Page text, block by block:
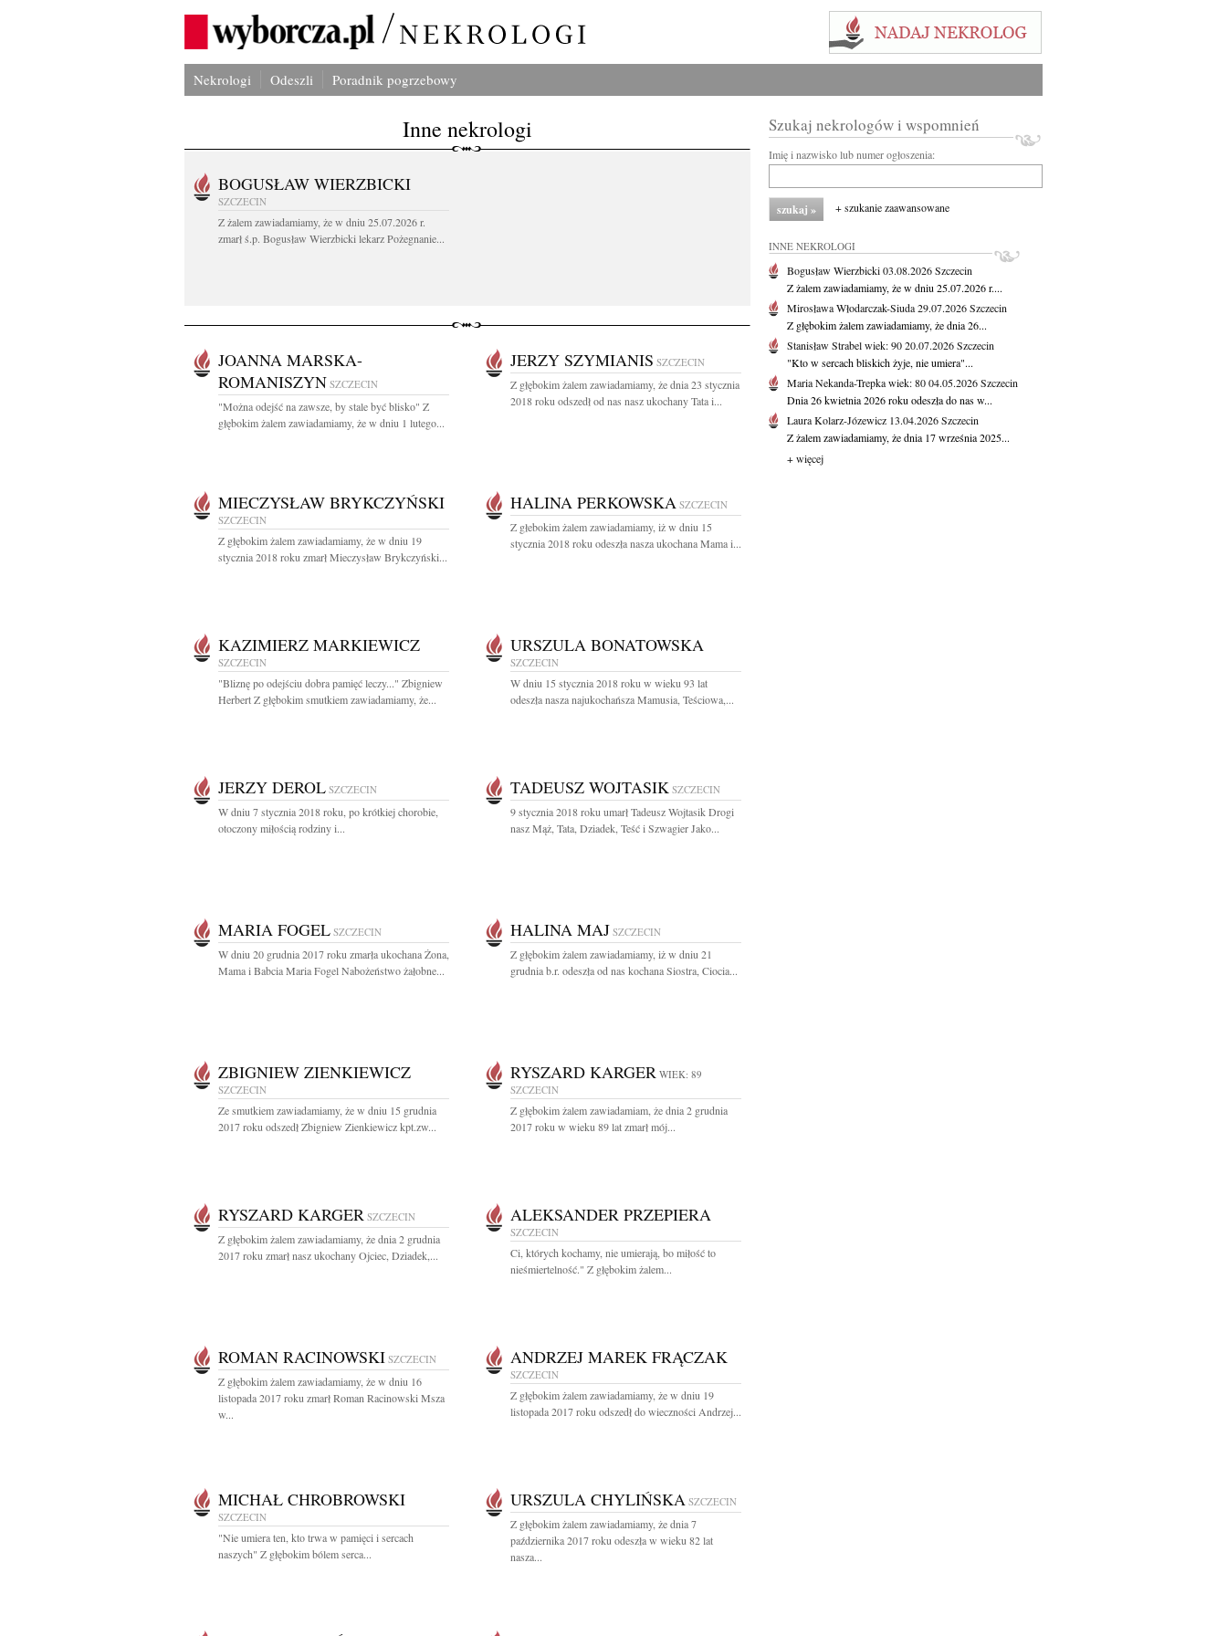
Nekrologi Odeszli Poradnik pogrzebowy
Inne nekrologi
BOGUSŁAW WIERZBICKI
SZCZECIN
Z żalem zawiadamiamy, że w dniu 25.07.2026 r.
zmarł ś.p. Bogusław Wierzbicki lekarz Pożegnanie...
JOANNA MARSKA-
ROMANISZYN SZCZECIN
"Można odejść na zawsze, by stale być blisko" Z
głębokim żalem zawiadamiamy, że w dniu 1 lutego...
JERZY SZYMIANIS SZCZECIN
Z głębokim żalem zawiadamiamy, że dnia 23 stycznia
2018 roku odszedł od nas nasz ukochany Tata i...
MIECZYSŁAW BRYKCZYŃSKI
SZCZECIN
Z głębokim żalem zawiadamiamy, że w dniu 19
stycznia 2018 roku zmarł Mieczysław Brykczyński...
HALINA PERKOWSKA SZCZECIN
Z głebokim żalem zawiadamiamy, iż w dniu 15
stycznia 2018 roku odeszła nasza ukochana Mama i...
KAZIMIERZ MARKIEWICZ
SZCZECIN
"Bliznę po odejściu dobra pamięć leczy..." Zbigniew
Herbert Z głębokim smutkiem zawiadamiamy, że...
URSZULA BONATOWSKA
SZCZECIN
W dniu 15 stycznia 2018 roku w wieku 93 lat
odeszła nasza najukochańsza Mamusia, Teściowa,...
JERZY DEROL SZCZECIN
W dniu 7 stycznia 2018 roku, po krótkiej chorobie,
otoczony miłością rodziny i...
TADEUSZ WOJTASIK SZCZECIN
9 stycznia 2018 roku umarł Tadeusz Wojtasik Drogi
nasz Mąż, Tata, Dziadek, Teść i Szwagier Jako...
MARIA FOGEL SZCZECIN
W dniu 20 grudnia 2017 roku zmarła ukochana Żona,
Mama i Babcia Maria Fogel Nabożeństwo żałobne...
HALINA MAJ SZCZECIN
Z głębokim żalem zawiadamiamy, iż w dniu 21
grudnia b.r. odeszła od nas kochana Siostra, Ciocia...
ZBIGNIEW ZIENKIEWICZ
SZCZECIN
Ze smutkiem zawiadamiamy, że w dniu 15 grudnia
2017 roku odszedł Zbigniew Zienkiewicz kpt.zw...
RYSZARD KARGER WIEK: 89
SZCZECIN
Z głębokim żalem zawiadamiam, że dnia 2 grudnia
2017 roku w wieku 89 lat zmarł mój...
RYSZARD KARGER SZCZECIN
Z głębokim żalem zawiadamiamy, że dnia 2 grudnia
2017 roku zmarł nasz ukochany Ojciec, Dziadek,...
ALEKSANDER PRZEPIERA
SZCZECIN
Ci, których kochamy, nie umierają, bo miłość to
nieśmiertelność." Z głębokim żalem...
ROMAN RACINOWSKI SZCZECIN
Z głębokim żalem zawiadamiamy, że w dniu 16
listopada 2017 roku zmarł Roman Racinowski Msza
w...
ANDRZEJ MAREK FRĄCZAK
SZCZECIN
Z głębokim żalem zawiadamiamy, że w dniu 19
listopada 2017 roku odszedł do wieczności Andrzej...
MICHAŁ CHROBROWSKI
SZCZECIN
"Nie umiera ten, kto trwa w pamięci i sercach
naszych" Z głębokim bólem serca...
URSZULA CHYLIŃSKA SZCZECIN
Z głębokim żalem zawiadamiamy, że dnia 7
października 2017 roku odeszła w wieku 82 lat
nasza...
Szukaj nekrologów i wspomnień
Imię i nazwisko lub numer ogłoszenia:
+ szukanie zaawansowane
INNE NEKROLOGI
Bogusław Wierzbicki03.08.2026Szczecin
Z żalem zawiadamiamy, że w dniu 25.07.2026 r....
Mirosława Włodarczak-Siuda29.07.2026Szczecin
Z głębokim żalem zawiadamiamy, że dnia 26...
Stanisław Strabelwiek: 9020.07.2026Szczecin
"Kto w sercach bliskich żyje, nie umiera"...
Maria Nekanda-Trepkawiek: 8004.05.2026Szczecin
Dnia 26 kwietnia 2026 roku odeszła do nas w...
Laura Kolarz-Józewicz 13.04.2026Szczecin
Z żalem zawiadamiamy, że dnia 17 września 2025...
+ więcej